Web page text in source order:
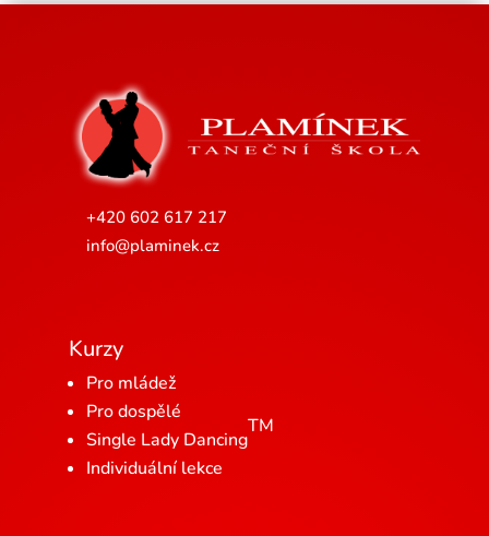
+420 602 617 217
info@plaminek.cz
Kurzy
Pro mládež
Pro dospělé
Single Lady Dancing
TM
Individuální lekce